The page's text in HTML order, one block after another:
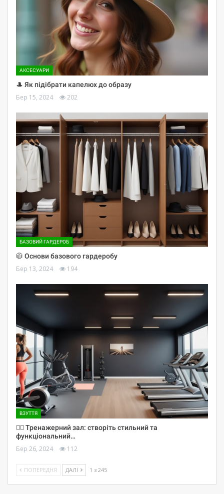
АКСЕСУАРИ
🎩 Як підібрати капелюх до образу
Бер 15, 2024 202
БАЗОВИЙ ГАРДЕРОБ
🧥 Основи базового гардеробу
Бер 13, 2024 194
ВЗУТТЯ
🏋️‍♀️ Тренажерний зал: створіть стильний та
функціональний…
Бер 26, 2024 112
ПОПЕРЕДНЯ ДАЛІ 1 з 245